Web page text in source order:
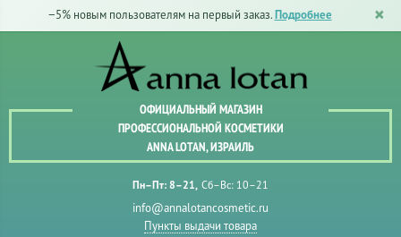
−5% новым пользователям на первый заказ. Подробнее
ОФИЦИАЛЬНЫЙ МАГАЗИН
ПРОФЕССИОНАЛЬНОЙ КОСМЕТИКИ
ANNA LOTAN, ИЗРАИЛЬ
Пн–Пт: 8–21 Сб–Вс: 10–21
info@annalotancosmetic.ru
Пункты выдачи товара